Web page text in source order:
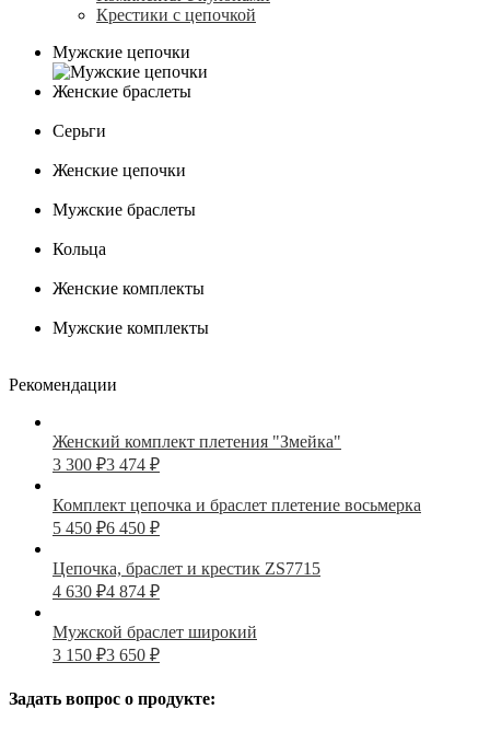
Крестики с цепочкой
Мужские цепочки
Женские браслеты
Серьги
Женские цепочки
Мужские браслеты
Кольца
Женские комплекты
Мужские комплекты
Рекомендации
Женский комплект плетения "Змейка"
3 300 ₽3 474 ₽
Комплект цепочка и браслет плетение восьмерка
5 450 ₽6 450 ₽
Цепочка, браслет и крестик ZS7715
4 630 ₽4 874 ₽
Мужской браслет широкий
3 150 ₽3 650 ₽
Задать вопрос о продукте: